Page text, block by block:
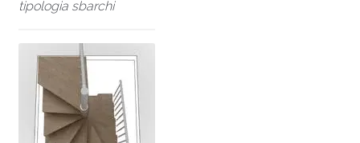
tipologia sbarchi